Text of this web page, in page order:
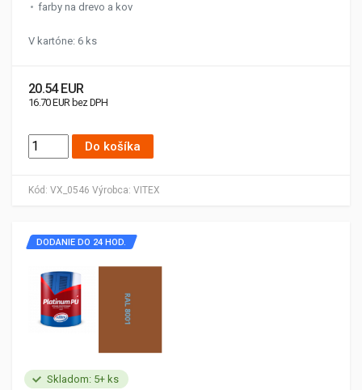
Kód: VX_0546 Výrobca: VITEX
farby na drevo a kov
V kartóne: 6 ks
20.54 EUR
16.70 EUR bez DPH
Do košíka
Skladom: 5+ ks
DODANIE DO 24 HOD.